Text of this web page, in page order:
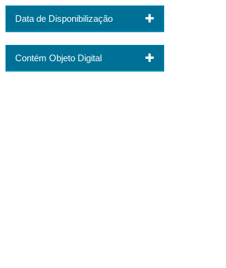
Data de Disponibilização
Contém Objeto Digital